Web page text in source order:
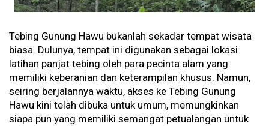
Tebing Gunung Hawu bukanlah sekadar tempat wisata
biasa. Dulunya, tempat ini digunakan sebagai lokasi
latihan panjat tebing oleh para pecinta alam yang
memiliki keberanian dan keterampilan khusus. Namun,
seiring berjalannya waktu, akses ke Tebing Gunung
Hawu kini telah dibuka untuk umum, memungkinkan
siapa pun yang memiliki semangat petualangan untuk